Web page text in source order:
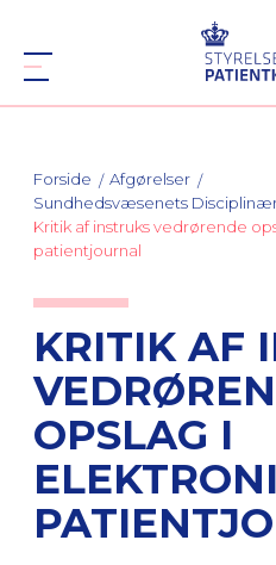
Forside
Afgørelser
Sundhedsvæsenets
Kritik af instruks vedrørende
patientjournal
KRITIK AF
OPSLAG I